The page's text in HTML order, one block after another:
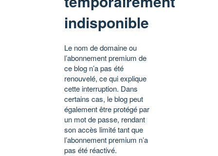
indisponible
Le nom de domaine ou
l’abonnement premium de
ce blog n’a pas été
renouvelé, ce qui explique
cette interruption. Dans
certains cas, le blog peut
également être protégé par
un mot de passe, rendant
son accès limité tant que
l’abonnement premium n’a
pas été réactivé.